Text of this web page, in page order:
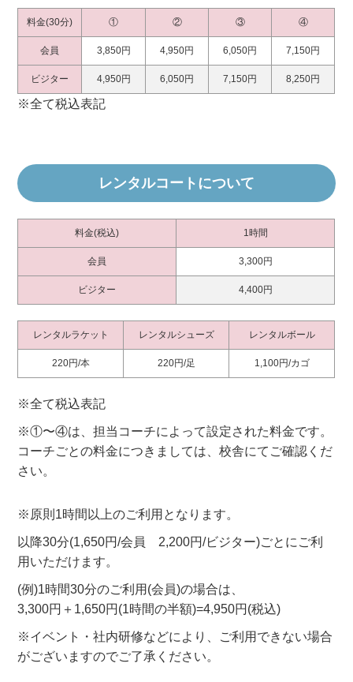
料金(30分) ① ② ③ ④
会員 3,850円 4,950円 6,050円 7,150円
ビジター 4,950円 6,050円 7,150円 8,250円
※全て税込表記
レンタルコートについて
料金(税込) 1時間
会員 3,300円
ビジター 4,400円
レンタルラケット レンタルシューズ レンタルボール
220円/本 220円/足 1,100円/カゴ
※全て税込表記
※①〜④は、担当コーチによって設定された料金です。
コーチごとの料金につきましては、校舎にてご確認くだ
さい。
※原則1時間以上のご利用となります。
以降30分(1,650円/会員 2,200円/ビジター)ごとにご利
用いただけます。
(例)1時間30分のご利用(会員)の場合は、
3,300円＋1,650円(1時間の半額)=4,950円(税込)
※イベント・社内研修などにより、ご利用できない場合
がございますのでご了承ください。